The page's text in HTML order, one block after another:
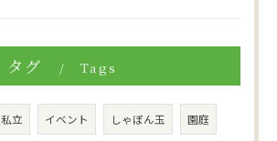
タグ Tags
私立 イベント しゃぼん玉 園庭